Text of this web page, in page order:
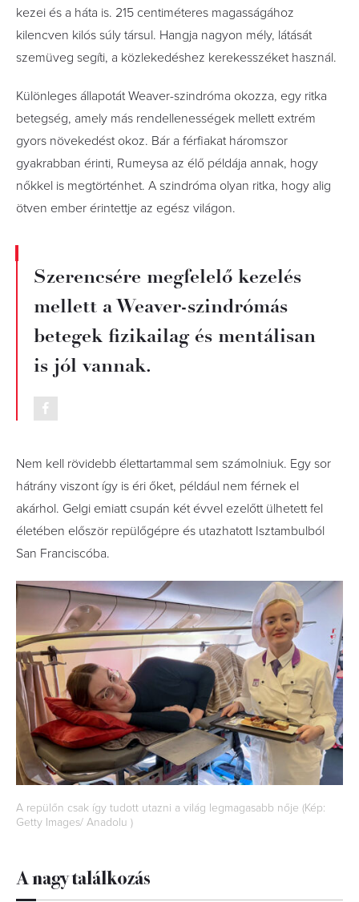
kezei és a háta is. 215 centiméteres magasságához
kilencven kilós súly társul. Hangja nagyon mély, látását
szemüveg segíti, a közlekedéshez kerekesszéket használ.
Különleges állapotát Weaver-szindróma okozza, egy ritka
betegség, amely más rendellenességek mellett extrém
gyors növekedést okoz. Bár a férfiakat háromszor
gyakrabban érinti, Rumeysa az élő példája annak, hogy
nőkkel is megtörténhet. A szindróma olyan ritka, hogy alig
ötven ember érintettje az egész világon.
Szerencsére megfelelő kezelés
mellett a Weaver-szindrómás
betegek fizikailag és mentálisan
is jól vannak.
Nem kell rövidebb élettartammal sem számolniuk. Egy sor
hátrány viszont így is éri őket, például nem férnek el
akárhol. Gelgi emiatt csupán két évvel ezelőtt ülhetett fel
életében először repülőgépre és utazhatott Isztambulból
San Franciscóba.
A repülőn csak így tudott utazni a világ legmagasabb nője (Kép:
Getty Images/ Anadolu )
A nagy találkozás